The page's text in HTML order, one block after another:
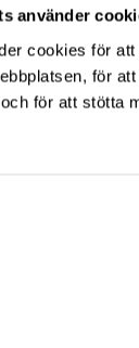
använder
cookies för att
för
för att stötta
Institutet